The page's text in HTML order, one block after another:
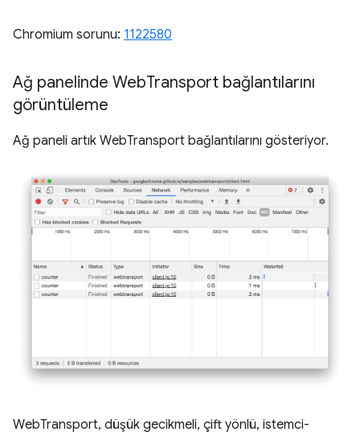
Chromium sorunu: 1122580
Ağ panelinde WebTransport bağlantılarını
görüntüleme
Ağ paneli artık WebTransport bağlantılarını gösteriyor.
WebTransport, düşük gecikmeli, çift yönlü, istemci-